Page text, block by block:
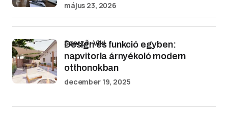
május 23, 2026
Design és funkció egyben:
napvitorla árnyékoló modern
otthonokban
Szerző: Viki
december 19, 2025